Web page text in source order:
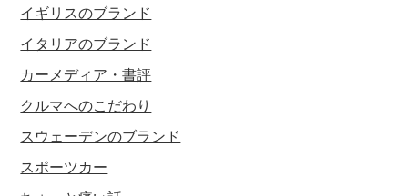
イギリスのブランド
イタリアのブランド
カーメディア・書評
クルマへのこだわり
スウェーデンのブランド
スポーツカー